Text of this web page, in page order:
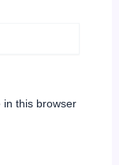
in this browser